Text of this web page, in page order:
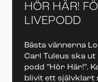
HÖR HÄR!
LIVEPODD
Bästa vännerna
Carl Tuleus ska
podd ”Hör Här!”.
blivit ett självklart